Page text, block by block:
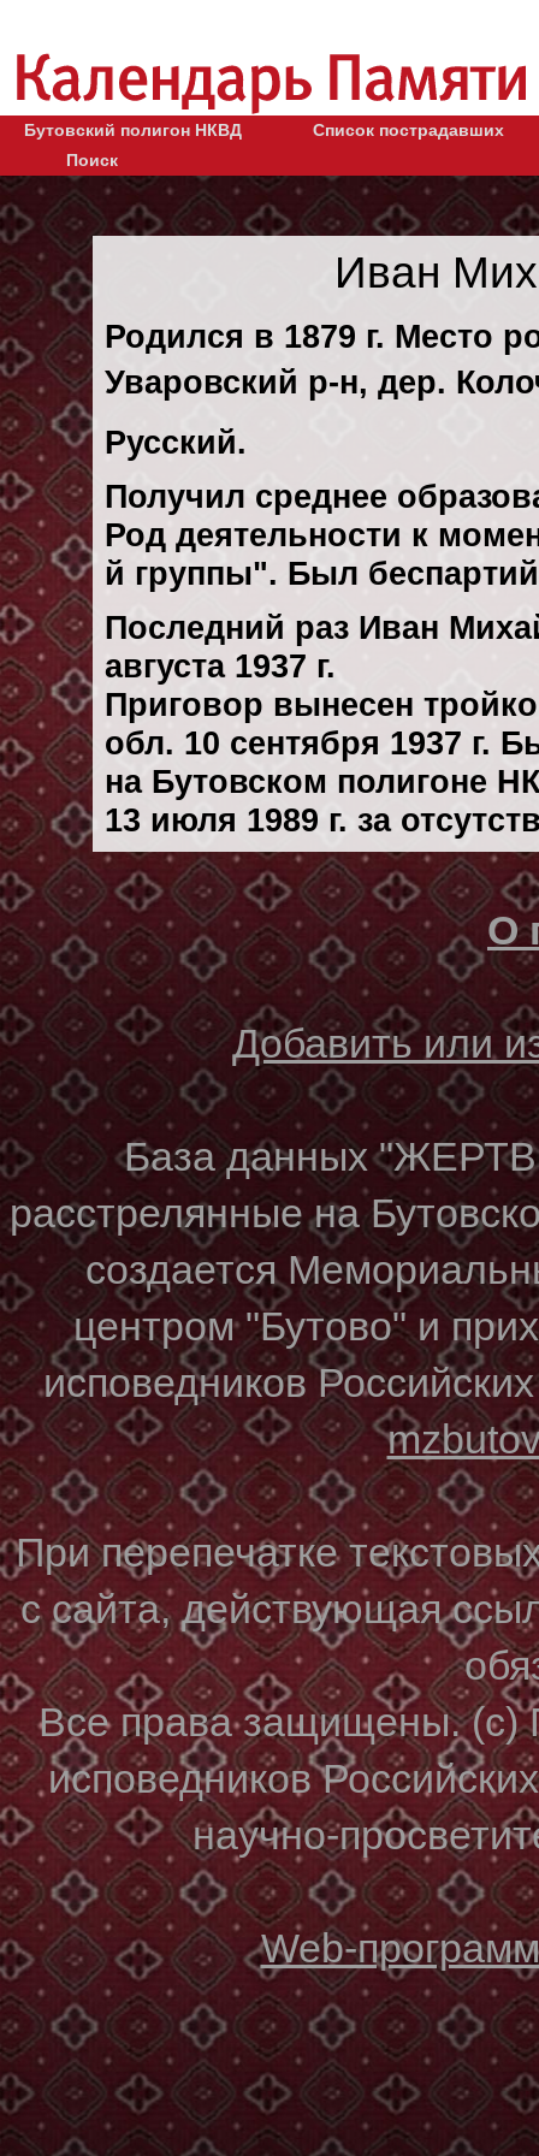
Бутовский полигон НКВД
Список пострадавших
Поиск
Иван
Родился в 1879 г. Место
Уваровский р-н, дер.
Русский.
Получил среднее
Род деятельности к
й группы". Был
Последний раз Иван
августа 1937 г.
Приговор вынесен
обл. 10 сентября 1937 г.
на Бутовском полигоне
13 июля 1989 г. за
О
Добавить или
База данных
расстрелянные на
создается
центром "Бутово" и
исповедников
При перепечатке
с сайта, действующая
Все права защищены. (с)
исповедников
научно-
Web-